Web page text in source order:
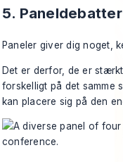
5.
Paneler giver dig noget,
Det er derfor, de er
forskelligt på det samme
kan placere sig på den